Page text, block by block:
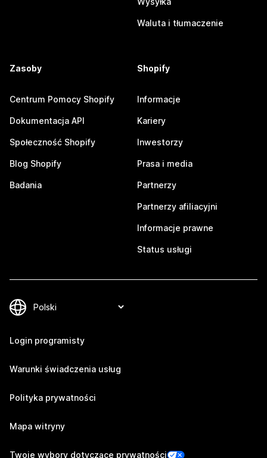
Waluta i tłumaczenie
Zasoby
Centrum Pomocy Shopify
Dokumentacja API
Społeczność Shopify
Blog Shopify
Badania
Shopify
Informacje
Kariery
Inwestorzy
Prasa i media
Partnerzy
Partnerzy afiliacyjni
Informacje prawne
Status usługi
Login programisty
Warunki świadczenia usług
Polityka prywatności
Mapa witryny
Twoje wybory dotyczące prywatności